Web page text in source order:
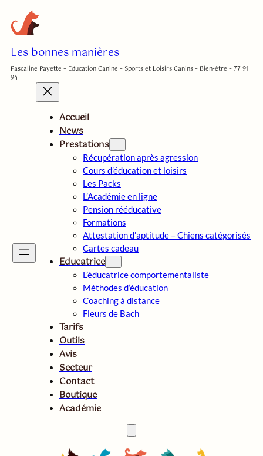
au
contenu
Les bonnes manières
Pascaline Payette – Education Canine – Sports et Loisirs Canins – Bien-être – 77 91
94
Accueil
News
Prestations
Récupération après agression
Cours d’éducation et loisirs
Les Packs
L’Académie en ligne
Pension rééducative
Formations
Attestation d’aptitude – Chiens catégorisés
Cartes cadeau
Educatrice
L’éducatrice comportementaliste
Méthodes d’éducation
Coaching à distance
Fleurs de Bach
Tarifs
Outils
Avis
Secteur
Contact
Boutique
Académie